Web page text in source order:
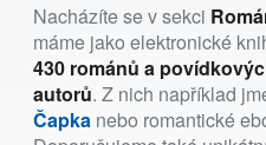
Nacházíte se v sekci
máme jako elektronické
430 románů a
autorů. Z nich například
Čapka nebo romantické